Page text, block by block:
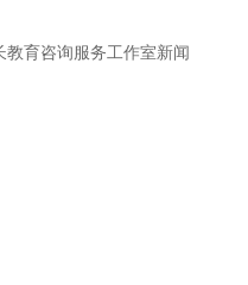
教育咨询服务工作室新闻